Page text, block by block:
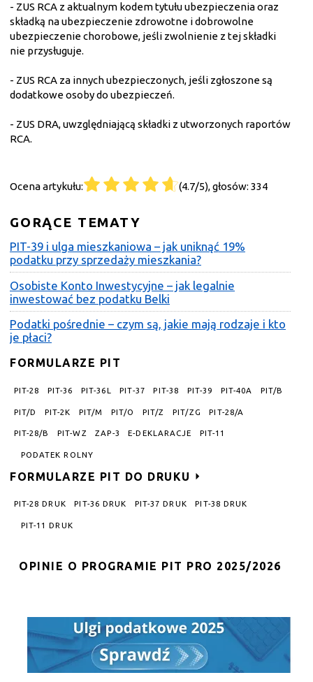
- ZUS RCA z aktualnym kodem tytułu ubezpieczenia oraz
składką na ubezpieczenie zdrowotne i dobrowolne
ubezpieczenie chorobowe, jeśli zwolnienie z tej składki
nie przysługuje.
- ZUS RCA za innych ubezpieczonych, jeśli zgłoszone są
dodatkowe osoby do ubezpieczeń.
- ZUS DRA, uwzględniającą składki z utworzonych raportów
RCA.
Ocena artykułu: (4.7/5), głosów: 334
GORĄCE TEMATY
PIT-39 i ulga mieszkaniowa – jak uniknąć 19%
podatku przy sprzedaży mieszkania?
Osobiste Konto Inwestycyjne – jak legalnie
inwestować bez podatku Belki
Podatki pośrednie – czym są, jakie mają rodzaje i kto
je płaci?
FORMULARZE PIT
PIT-28 PIT-36 PIT-36L PIT-37 PIT-38 PIT-39 PIT-40A PIT/B
PIT/D PIT-2K PIT/M PIT/O PIT/Z PIT/ZG PIT-28/A
PIT-28/B PIT-WZ ZAP-3 E-DEKLARACJE PIT-11
PODATEK ROLNY
FORMULARZE PIT DO DRUKU
PIT-28 DRUK PIT-36 DRUK PIT-37 DRUK PIT-38 DRUK
PIT-11 DRUK
OPINIE O PROGRAMIE PIT PRO 2025/2026